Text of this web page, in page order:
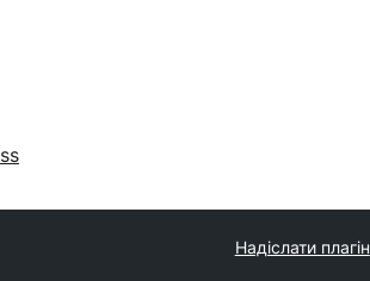
Надіслати плагін